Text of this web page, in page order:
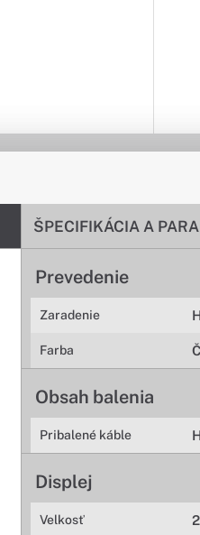
ŠPECIFIKÁCIA A
Prevedenie
Zaradenie
Farba
Obsah balenia
Pribalené káble
Displej
Velkosť